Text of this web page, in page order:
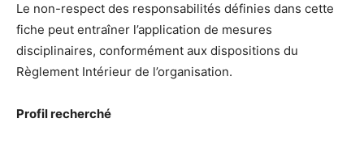
Le non-respect des responsabilités définies dans cette
fiche peut entraîner l’application de mesures
disciplinaires, conformément aux dispositions du
Règlement Intérieur de l’organisation.
Profil recherché